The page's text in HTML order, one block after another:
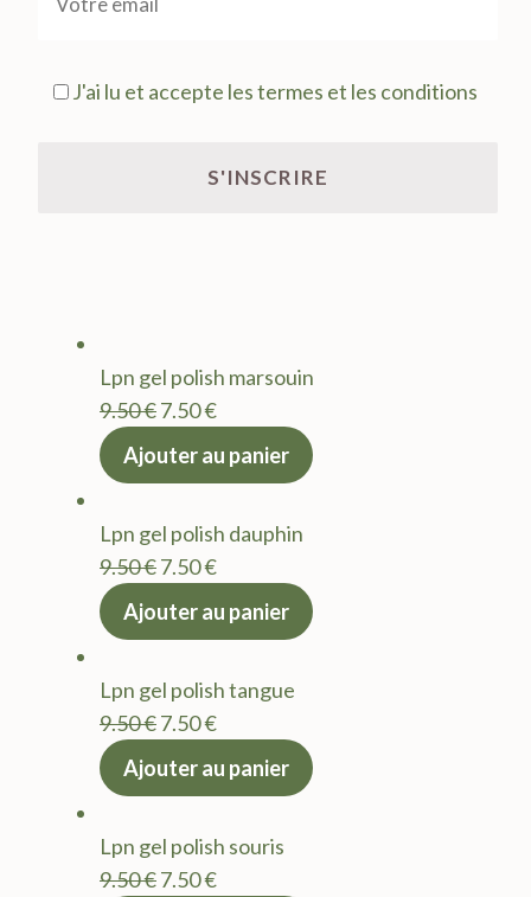
J'ai lu et accepte les termes et les conditions
Lpn gel polish marsouin
9.50€Le
prix
9.50 €.
7.50€Le
actuel
7.50 €.
Ajouter au panier
Lpn gel polish dauphin
9.50€Le
prix
9.50 €.
7.50€Le
actuel
7.50 €.
Ajouter au panier
Lpn gel polish tangue
9.50€Le
prix
9.50 €.
7.50€Le
actuel
7.50 €.
Ajouter au panier
Lpn gel polish souris
9.50€Le
7.50€Le